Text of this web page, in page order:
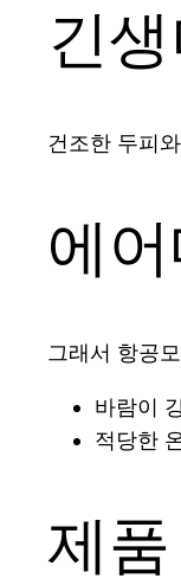
긴
건조한 두피
에
그래서 항공
바람이
적당한
제